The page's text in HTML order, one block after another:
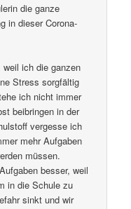
die ganze
in dieser Corona-
ich die ganzen
Stress sorgfältig
ich nicht immer
beibringen in der
vergesse ich
mehr Aufgaben
müssen.
besser, weil
in die Schule zu
sinkt und wir